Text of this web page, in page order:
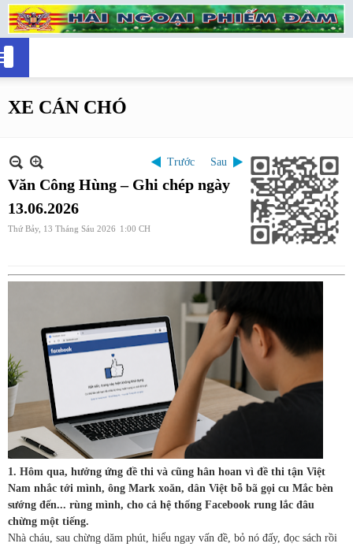
XE CÁN CHÓ
Trước Sau
Văn Công Hùng – Ghi chép ngày
13.06.2026
Thứ Bảy, 13 Tháng Sáu 2026 1:00 CH
1. Hôm qua, hưởng ứng đề thi và cũng hân hoan vì đề thi tận Việt
Nam nhắc tới mình, ông Mark xoăn, dân Việt bỗ bã gọi cu Mắc bèn
sướng đến... rùng mình, cho cả hệ thống Facebook rung lắc đâu
chừng một tiếng.
Nhà cháu, sau chừng dăm phút, hiểu ngay vấn đề, bỏ nó đấy, đọc sách rồi